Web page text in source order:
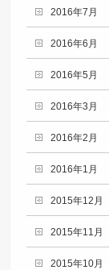
2016年7月
2016年6月
2016年5月
2016年3月
2016年2月
2016年1月
2015年12月
2015年11月
2015年10月